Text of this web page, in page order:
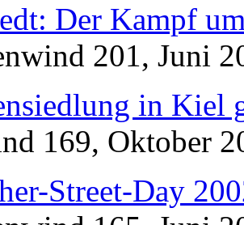
Der Kampf
201, Juni
in Kiel
169, Oktober
Street-Day